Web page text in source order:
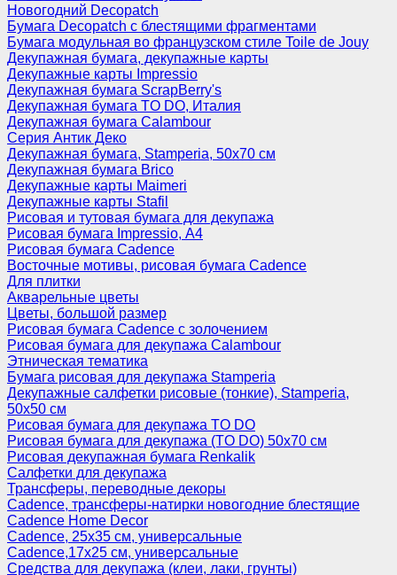
Новогодний Decopatch
Бумага Decopatch с блестящими фрагментами
Бумага модульная во французском стиле Toile de Jouy
Декупажная бумага, декупажные карты
Декупажные карты Impressio
Декупажная бумага ScrapBerry's
Декупажная бумага TO DO, Италия
Декупажная бумага Calambour
Серия Антик Деко
Декупажная бумага, Stamperia, 50х70 см
Декупажная бумага Brico
Декупажные карты Maimeri
Декупажные карты Stafil
Рисовая и тутовая бумага для декупажа
Рисовая бумага Impressio, А4
Рисовая бумага Cadence
Восточные мотивы, рисовая бумага Cadence
Для плитки
Акварельные цветы
Цветы, большой размер
Рисовая бумага Cadence c золочением
Рисовая бумага для декупажа Calambour
Этническая тематика
Бумага рисовая для декупажа Stamperia
Декупажные салфетки рисовые (тонкие), Stamperia,
50х50 см
Рисовая бумага для декупажа TO DO
Рисовая бумага для декупажа (TO DO) 50х70 см
Рисовая декупажная бумага Renkalik
Салфетки для декупажа
Трансферы, переводные декоры
Cadence, трансферы-натирки новогодние блестящие
Cadence Home Decor
Cadence, 25х35 см, универсальные
Cadence,17х25 см, универсальные
Средства для декупажа (клеи, лаки, грунты)